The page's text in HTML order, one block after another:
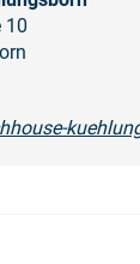
10